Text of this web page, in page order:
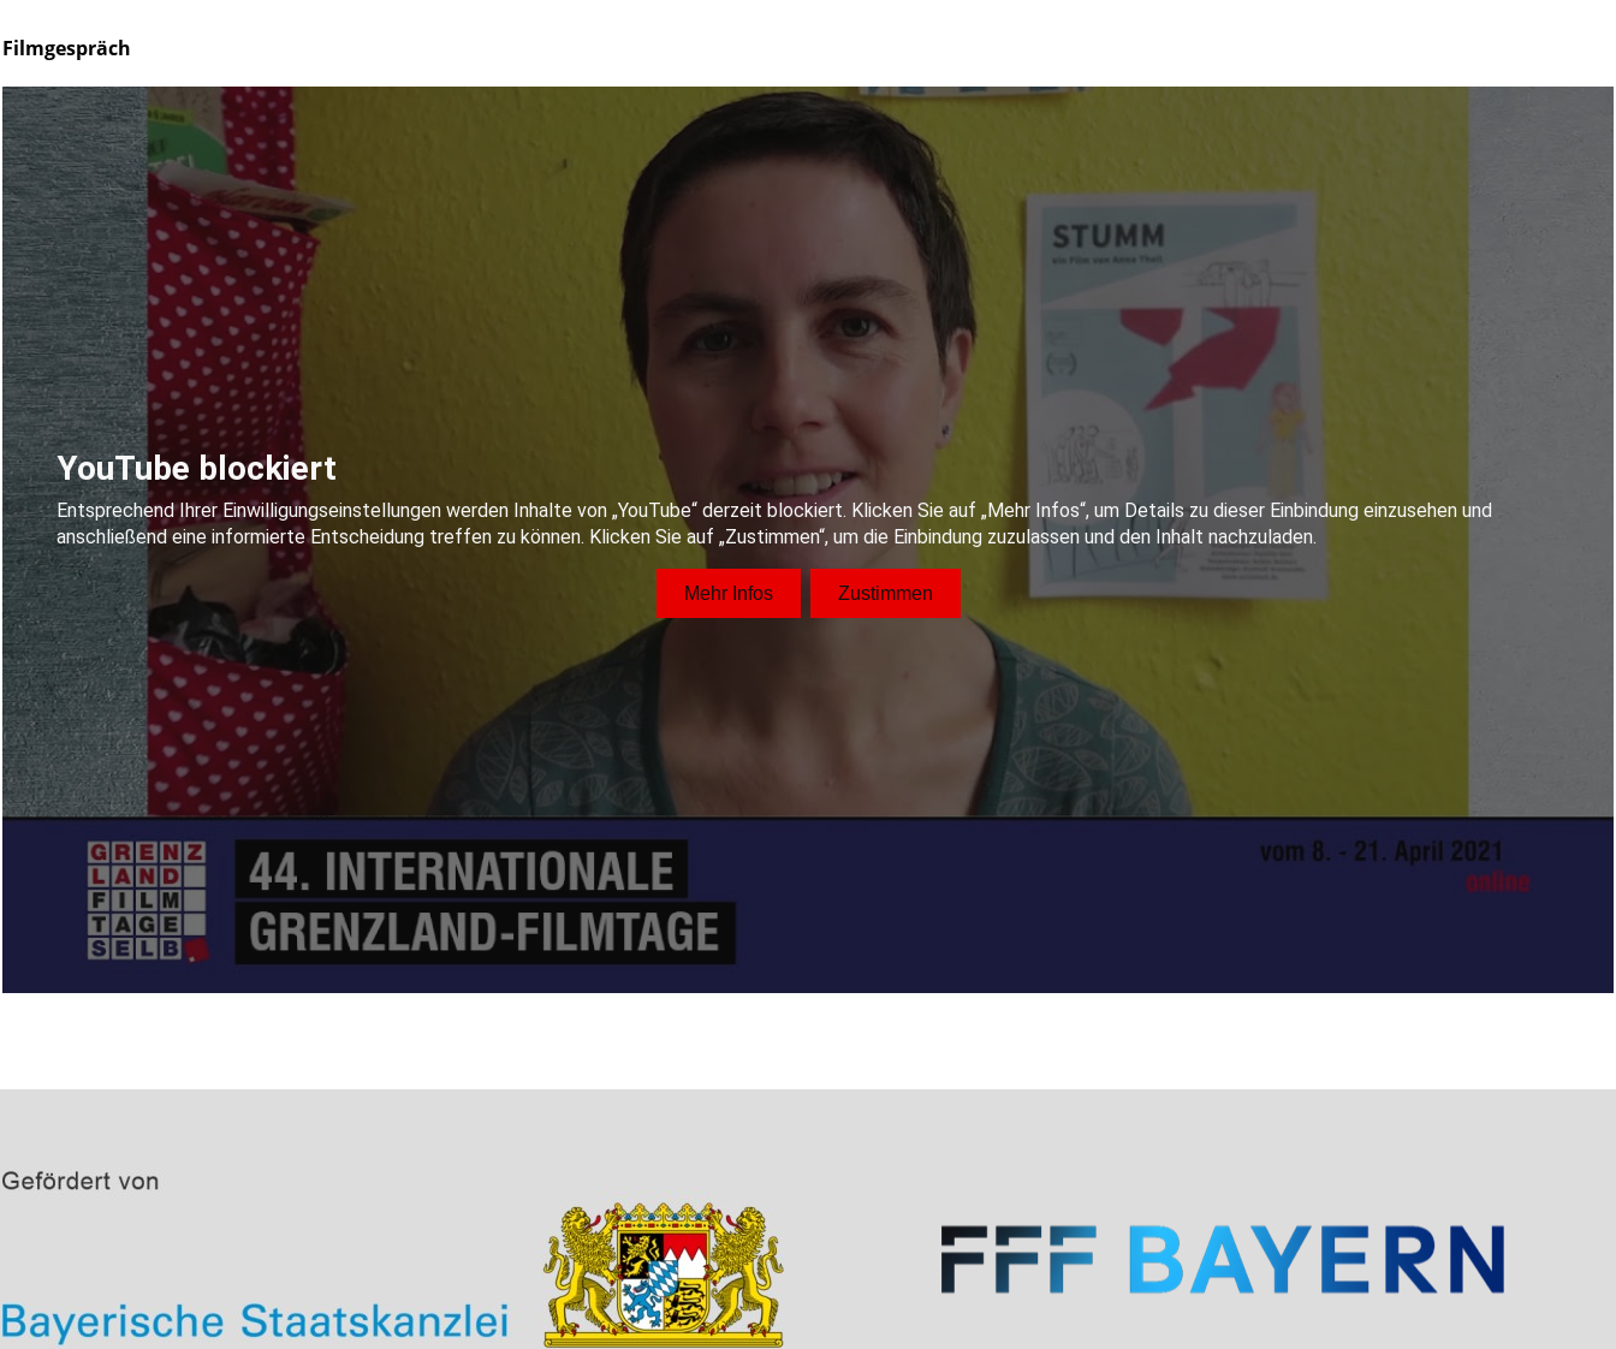
Filmgespräch